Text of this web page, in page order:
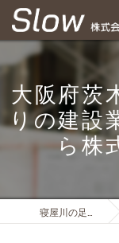
大阪府茨
りの建設
ら株